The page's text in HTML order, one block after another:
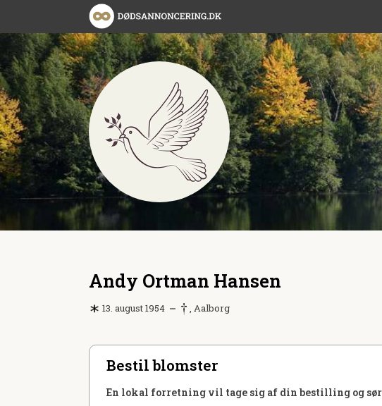
Andy Ortman Hansen
13. august 1954 , Aalborg
Bestil blomster
En lokal forretning vil tage sig af din bestilling og